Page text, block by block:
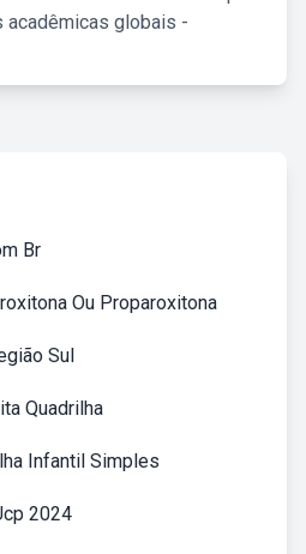
globais -
Br
Ou Proparoxitona
Sul
Quadrilha
Infantil Simples
2024